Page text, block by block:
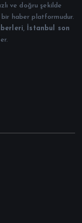
ve doğru şekilde
bir haber platformudur.
, İstanbul son